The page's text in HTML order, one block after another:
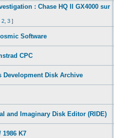
: Chase HQ II GX4000 sur
2 3 ]
Software
CPC
Disk Archive
and Imaginary Disk Editor (RIDE)
K7